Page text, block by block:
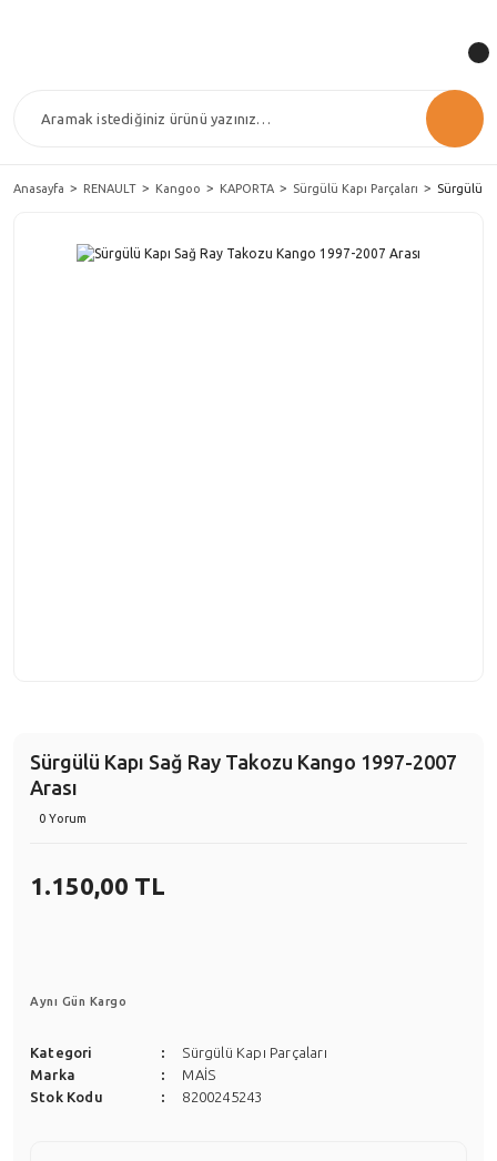
Anasayfa RENAULT Kangoo KAPORTA Sürgülü Kapı Parçaları Sürgülü
Sürgülü Kapı Sağ Ray Takozu Kango 1997-2007
Arası
0 Yorum
1.150,00 TL
Aynı Gün Kargo
Kategori
Sürgülü Kapı Parçaları
Marka
MAİS
Stok Kodu
8200245243